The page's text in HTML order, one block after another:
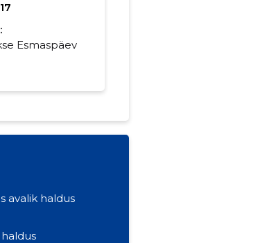
Esmaspäev
avalik haldus